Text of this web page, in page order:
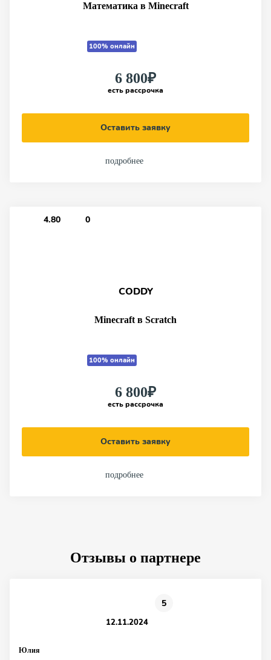
Математика в Minecraft
100% онлайн
6 800₽
есть рассрочка
Оставить заявку
подробнее
4.80 0
CODDY
Minecraft в Scratch
100% онлайн
6 800₽
есть рассрочка
Оставить заявку
подробнее
Отзывы о партнере
Юлия
5
12.11.2024